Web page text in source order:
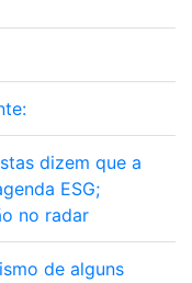
dizem que a
ESG;
no radar
de alguns